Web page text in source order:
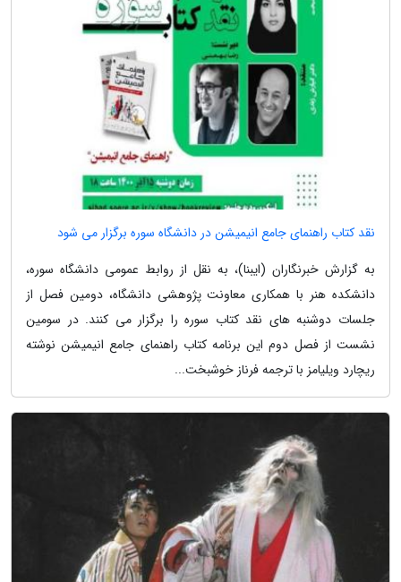
نقد کتاب راهنمای جامع انیمیشن در دانشگاه سوره برگزار می شود
به گزارش خبرنگاران (ایبنا)، به نقل از روابط عمومی دانشگاه سوره،
دانشکده هنر با همکاری معاونت پژوهشی دانشگاه، دومین فصل از
جلسات دوشنبه های نقد کتاب سوره را برگزار می کنند. در سومین
نشست از فصل دوم این برنامه کتاب راهنمای جامع انیمیشن نوشته
ریچارد ویلیامز با ترجمه فرناز خوشبخت...